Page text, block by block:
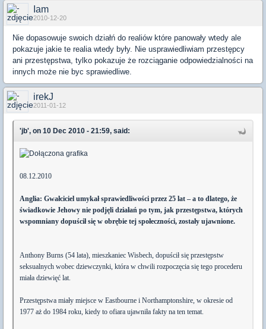
Iam
2010-12-20
Nie dopasowuje swoich działń do realiów które panowały wtedy ale
pokazuje jakie te realia wtedy były. Nie usprawiedliwiam przestępcy
ani przestępstwa, tylko pokazuje że rozciąganie odpowiedzialności na
innych może nie byc sprawiedliwe.
irekJ
2011-01-12
'jb', on 10 Dec 2010 - 21:59, said:
08.12.2010
Anglia: Gwałciciel umykał sprawiedliwości przez 25 lat – a to dlatego, że
świadkowie Jehowy nie podjęli działań po tym, jak przestępstwa, których
wspomniany dopuścił się w obrębie tej społeczności, zostały ujawnione.
Anthony Burns (54 lata), mieszkaniec Wisbech, dopuścił się przestępstw
seksualnych wobec dziewczynki, która w chwili rozpoczęcia się tego procederu
miała dziewięć lat.
Przestępstwa miały miejsce w Eastbourne i Northamptonshire, w okresie od
1977 aż do 1984 roku, kiedy to ofiara ujawniła fakty na ten temat.